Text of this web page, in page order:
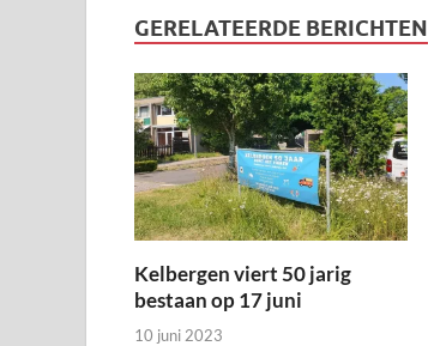
GERELATEERDE BERICHTEN
Kelbergen viert 50 jarig
bestaan op 17 juni
10 juni 2023